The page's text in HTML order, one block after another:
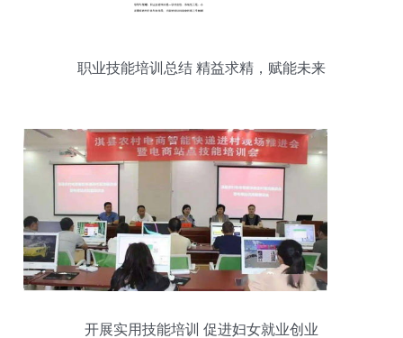
职业技能培训总结 精益求精，赋能未来
开展实用技能培训 促进妇女就业创业